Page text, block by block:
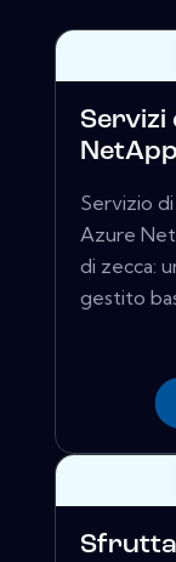
Servizi
Servizio
Azure
di zecca:
gestito